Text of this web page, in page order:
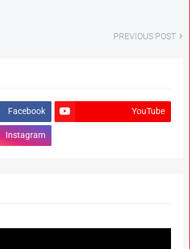
PREVIOUS POST
Facebook YouTube
Instagram